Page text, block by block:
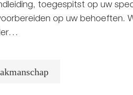
toegespitst op uw
op uw behoeften.